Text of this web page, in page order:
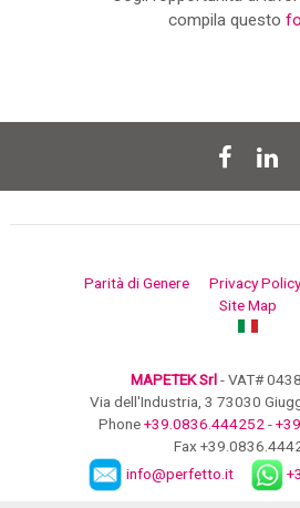
compila questo
Parità di Genere Privacy
Site Map
MAPETEK Srl- VAT#
Via dell'Industria, 3 73030
Phone+39.0836.444252 -
Fax
info@perfetto.it